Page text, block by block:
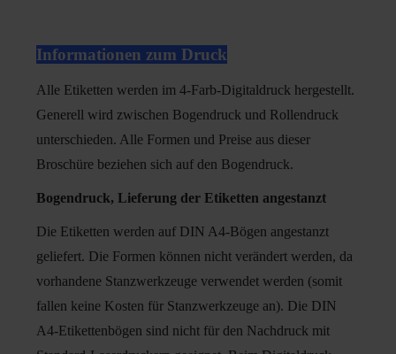
Informationen zum Druck
Alle Etiketten werden im 4-Farb-Digitaldruck hergestellt.
Generell wird zwischen Bogendruck und Rollendruck
unterschieden. Alle Formen und Preise aus dieser
Broschüre beziehen sich auf den Bogendruck.
Bogendruck, Lieferung der Etiketten angestanzt
Die Etiketten werden auf DIN A4-Bögen angestanzt
geliefert. Die Formen können nicht verändert werden, da
vorhandene Stanzwerkzeuge verwendet werden (somit
fallen keine Kosten für Stanzwerkzeuge an). Die DIN
A4-Etikettenbögen sind nicht für den Nachdruck mit